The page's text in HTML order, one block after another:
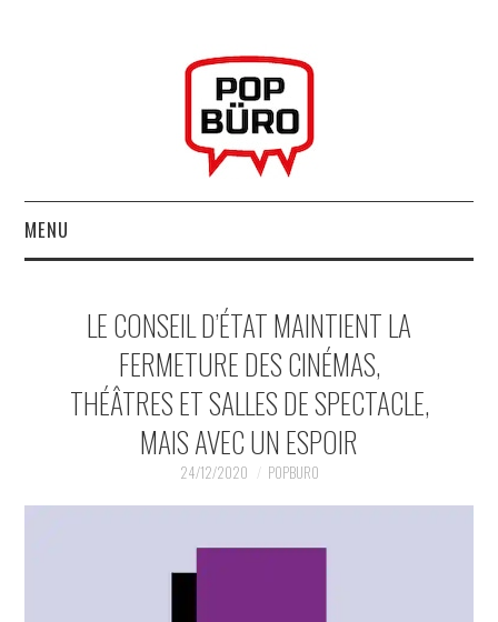
MENU
MUSIQUESACTUELLES.NET
GABBA GABBA HEY !
INDÉPENDANTS
LE CONSEIL D’ÉTAT MAINTIENT LA
FERMETURE DES CINÉMAS,
THÉÂTRES ET SALLES DE SPECTACLE,
MAIS AVEC UN ESPOIR
24/12/2020 POPBURO